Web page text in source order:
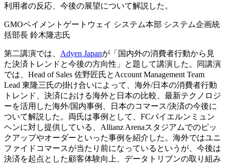
利用者の反応、今後の展望について解説した。
GMOペイメントゲートウェイ システム本部 システム企画統
括部長 鈴木隆志氏
第二講演では、 Adyen Japanが「国内外の消費者行動から見
た決済トレンドと今後の方向性」と題して講演した。同講演
では、Head of Sales 佐野匠氏とAccount Management Team
Lead 東隆三氏の掛け合いによって、海外/日本の消費者行動
トレンド、決済における海外と日本の比較、最新テクノロジ
ーを活用した海外/国内事例、日本のコマース/決済の今後に
ついて解説した。両氏は事例として、FCバイエルンミュン
ヘンに対し提供している、Allianz Arenaスタジアムでのピッ
クアップやオーダーといった事例を紹介した。海外ではユニ
ファイドコマースが当たり前になっているというが、今後は
決済を起点とした顧客体験向上、データトリブンの取り組み